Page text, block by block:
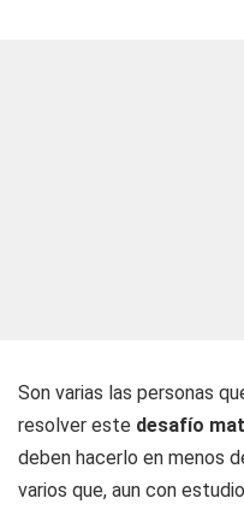
Son varias las personas
resolver este desafío
deben hacerlo en menos
varios que, aun con